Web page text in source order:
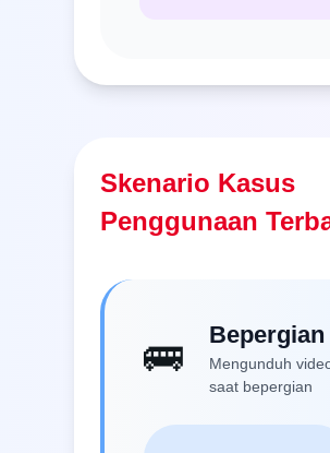
Skenario Kasus
Penggunaan
🚌
Bepergian
Mengunduh
saat bepergian